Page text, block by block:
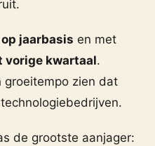
jaarbasis en met
vorige kwartaal.
groeitempo zien dat
de grootste aanjager: